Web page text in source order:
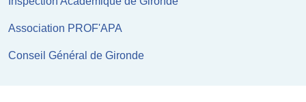
Association PROF'APA
Conseil Général de Gironde